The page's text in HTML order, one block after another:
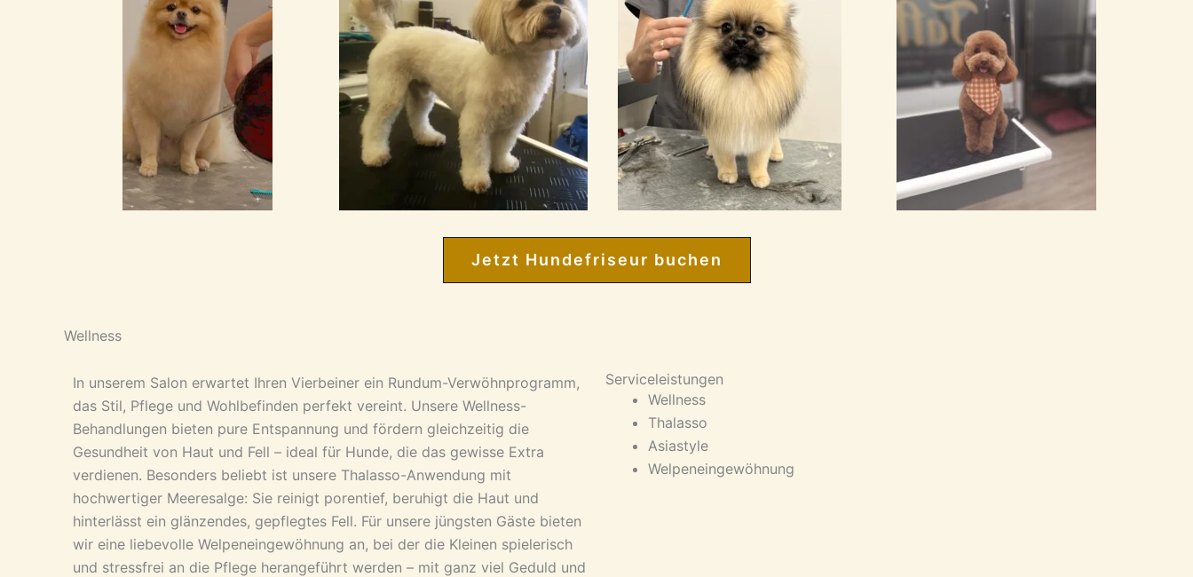
Jetzt Hundefriseur buchen
Wellness
In unserem Salon erwartet Ihren Vierbeiner ein Rundum-Verwöhnprogramm,
das Stil, Pflege und Wohlbefinden perfekt vereint. Unsere Wellness-
Behandlungen bieten pure Entspannung und fördern gleichzeitig die
Gesundheit von Haut und Fell – ideal für Hunde, die das gewisse Extra
verdienen. Besonders beliebt ist unsere Thalasso-Anwendung mit
hochwertiger Meeresalge: Sie reinigt porentief, beruhigt die Haut und
hinterlässt ein glänzendes, gepflegtes Fell. Für unsere jüngsten Gäste bieten
wir eine liebevolle Welpeneingewöhnung an, bei der die Kleinen spielerisch
und stressfrei an die Pflege herangeführt werden – mit ganz viel Geduld und
Serviceleistungen
Wellness
Thalasso
Asiastyle
Welpeneingewöhnung